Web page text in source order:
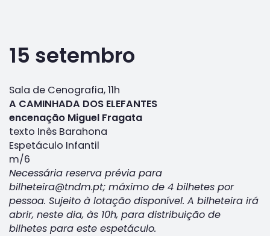
15 setembro
Sala de Cenografia, 11h
A CAMINHADA DOS ELEFANTES
encenação Miguel Fragata
texto Inês Barahona
Espetáculo Infantil
m/6
Necessária reserva prévia para
bilheteira@tndm.pt; máximo de 4 bilhetes por
pessoa. Sujeito à lotação disponível. A bilheteira irá
abrir, neste dia, às 10h, para distribuição de
bilhetes para este espetáculo.